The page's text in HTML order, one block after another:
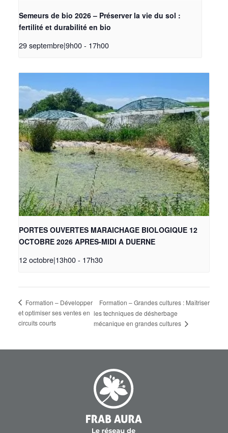
Semeurs de bio 2026 – Préserver la vie du sol :
fertilité et durabilité en bio
29 septembre|9h00- 17h00
PORTES OUVERTES MARAICHAGE BIOLOGIQUE 12
OCTOBRE 2026 APRES-MIDI A DUERNE
12 octobre|13h00- 17h30
Formation – Développer
et optimiser ses ventes en
circuits courts
Formation – Grandes cultures : Maîtriser
les techniques de désherbage
mécanique en grandes cultures